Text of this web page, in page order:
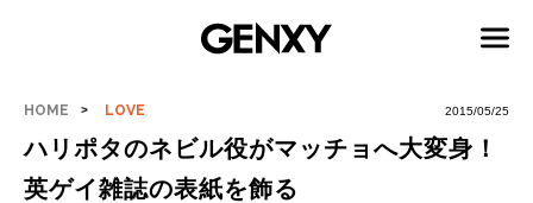
HOME LOVE 2015/05/25
ハリポタのネビル役がマッチョへ大変身！
英ゲイ雑誌の表紙を飾る